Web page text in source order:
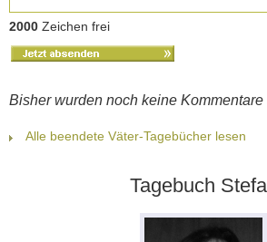
2000 Zeichen frei
Bisher wurden noch keine Kommentare
Alle beendete Väter-Tagebücher lesen
Tagebuch